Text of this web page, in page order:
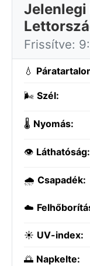
Jelenlegi
Frissítve:
💧
🌬️ Szél:
🌡️ Nyomás:
👁️ Láthatóság:
🌧️ Csapadék:
☁️
☀️ UV-index:
🌅 Napkelte: